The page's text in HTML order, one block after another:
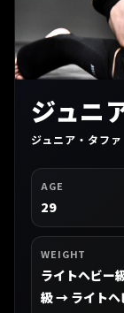
ジュニ
ジュニア・タファ
AGE
29
WEIGHT
ライトヘビー
級 → ライトヘ